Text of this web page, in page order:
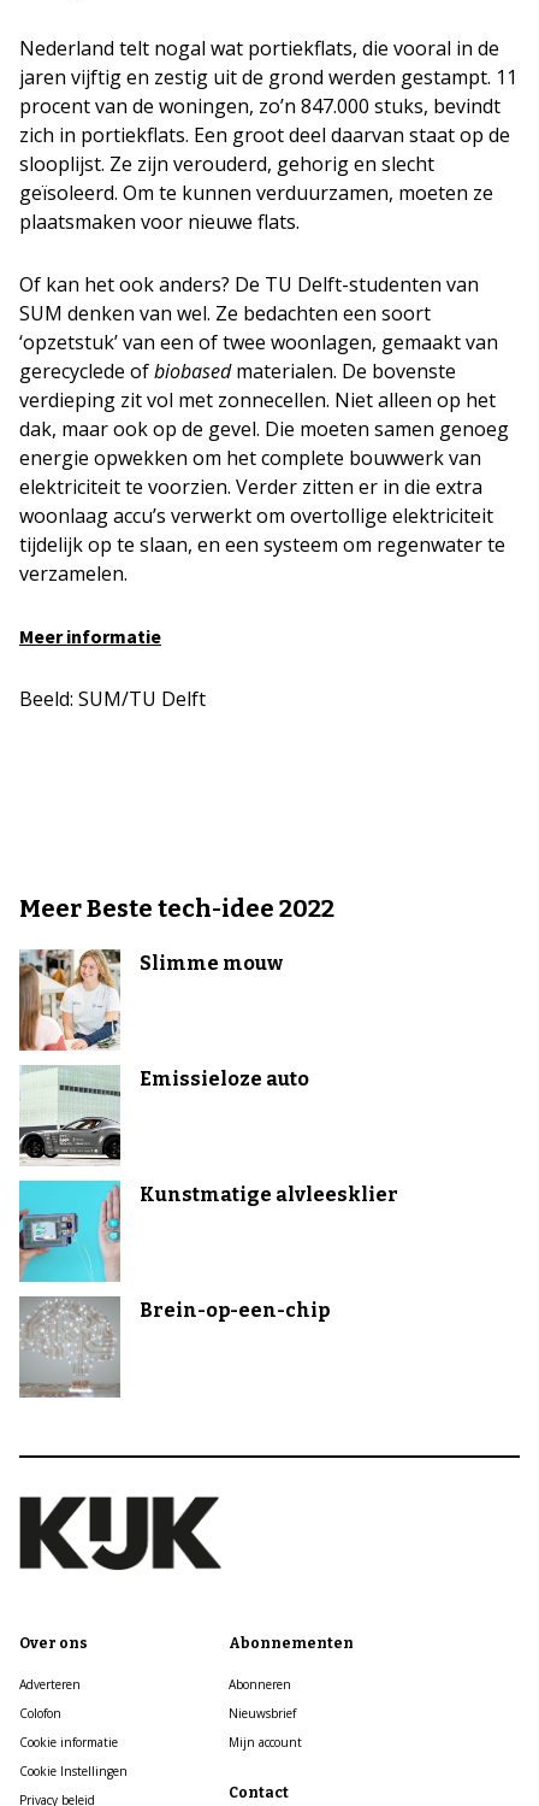
Nederland telt nogal wat portiekflats, die vooral in de
jaren vijftig en zestig uit de grond werden gestampt. 11
procent van de woningen, zo’n 847.000 stuks, bevindt
zich in portiekflats. Een groot deel daarvan staat op de
slooplijst. Ze zijn verouderd, gehorig en slecht
geïsoleerd. Om te kunnen verduurzamen, moeten ze
plaatsmaken voor nieuwe flats.
Of kan het ook anders? De TU Delft-studenten van
SUM denken van wel. Ze bedachten een soort
‘opzetstuk’ van een of twee woonlagen, gemaakt van
gerecyclede ofbiobasedmaterialen. De bovenste
verdieping zit vol met zonnecellen. Niet alleen op het
dak, maar ook op de gevel. Die moeten samen genoeg
energie opwekken om het complete bouwwerk van
elektriciteit te voorzien. Verder zitten er in die extra
woonlaag accu’s verwerkt om overtollige elektriciteit
tijdelijk op te slaan, en een systeem om regenwater te
verzamelen.
Meer informatie
Beeld: SUM/TU Delft
Meer Beste tech-idee 2022
Slimme mouw
Emissieloze auto
Kunstmatige alvleesklier
Brein-op-een-chip
Over ons
Adverteren
Colofon
Cookie informatie
Cookie Instellingen
Privacy beleid
Abonnementen
Abonneren
Nieuwsbrief
Mijn account
Contact